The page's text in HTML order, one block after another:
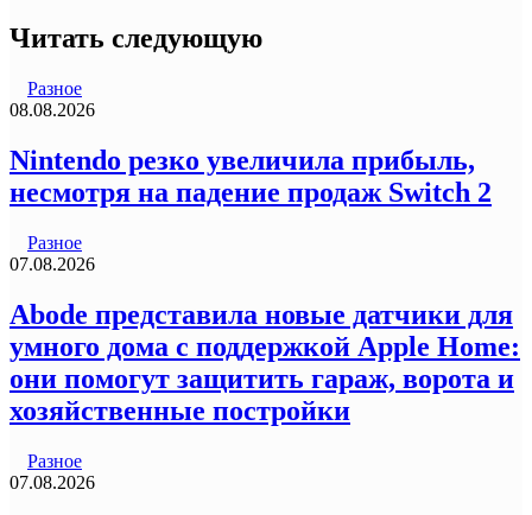
Читать следующую
Разное
08.08.2026
Nintendo резко увеличила прибыль,
несмотря на падение продаж Switch 2
Разное
07.08.2026
Abode представила новые датчики для
умного дома с поддержкой Apple Home:
они помогут защитить гараж, ворота и
хозяйственные постройки
Разное
07.08.2026